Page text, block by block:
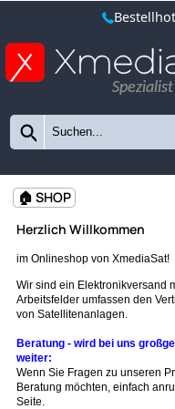
Spezialist seit 2002
Herzlich Willkommen
im Onlineshop von
Wir sind ein
von Satellitenanlagen.
Beratung - wird bei uns
weiter: